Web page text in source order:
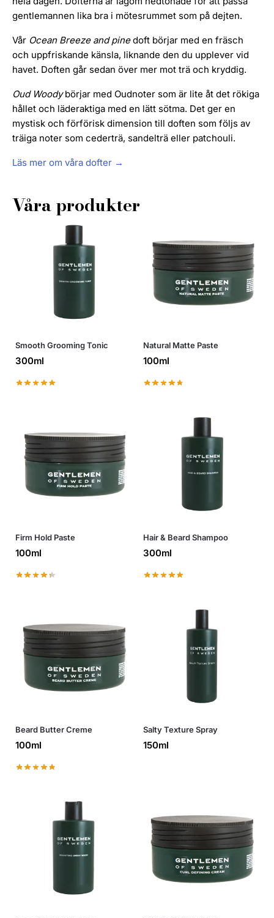
gentlemannen lika bra i mötesrummet som på dejten.
Vår Ocean Breeze and pinedoft börjar med en fräsch
och uppfriskande känsla, liknande den du upplever vid
havet. Doften går sedan över mer mot trä och kryddig.
Oud Woodybörjar med Oudnoter som är lite åt det rökiga
hållet och läderaktiga med en lätt sötma. Det ger en
mystisk och förförisk dimension till doften som följs av
träiga noter som cederträ, sandelträ eller patchouli.
Läs mer om våra dofter →
Våra produkter
Smooth Grooming Tonic
300ml
Natural Matte Paste
100ml
Firm Hold Paste
100ml
Hair & Beard Shampoo
300ml
Beard Butter Creme
100ml
Salty Texture Spray
150ml